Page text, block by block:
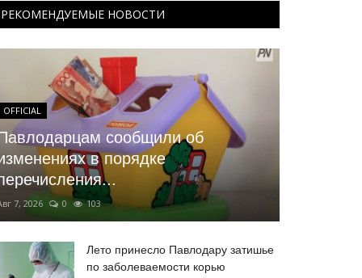
РЕКОМЕНДУЕМЫЕ НОВОСТИ
OFFICIAL
сообщили об
в порядке
7, 2026 0 103
Лето принесло Павлодару затишье
по заболеваемости корью